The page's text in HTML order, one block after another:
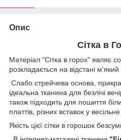
Опис
Сітка в
Матеріал "Сітка в горох" являє
розкладається на відстані
Слабо стрейчева основа,
ідеальна тканина для безлічі
також підходить для пошиття
платтів, різних вставок у
Якість цієї сітки в горошок